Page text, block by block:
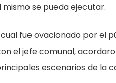
se pueda ejecutar.
fue ovacionado por el
el jefe comunal,
escenarios de la